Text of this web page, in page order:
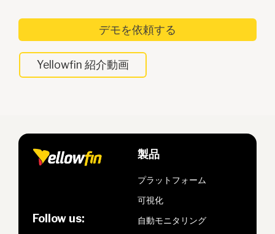
デモを依頼する
Yellowfin 紹介動画
Follow us:
製品
プラットフォーム
可視化
自動モニタリング